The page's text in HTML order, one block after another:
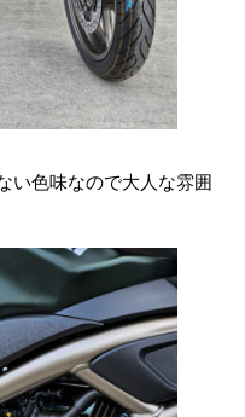
い色味なので大人な雰囲